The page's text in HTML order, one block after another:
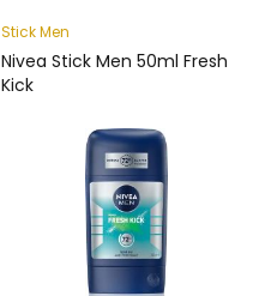
Stick Men
Nivea Stick Men 50ml Fresh
Kick